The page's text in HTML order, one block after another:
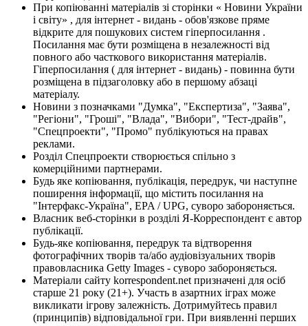
При копіюванні матеріалів зі сторінки « Новини України
і світу» , для інтернет - видань - обов'язкове пряме
відкрите для пошукових систем гіперпосилання .
Посилання має бути розміщена в незалежності від
повного або часткового використання матеріалів.
Гіперпосилання ( для інтернет - видань) - повинна бути
розміщена в підзаголовку або в першому абзаці
матеріалу.
Новини з позначками "Думка", "Експертиза", "Заява",
"Регіони", "Гроші", "Влада", "Вибори", "Тест-драйв",
"Спецпроекти", "Промо" публікуються на правах
реклами.
Розділ Спецпроекти створюється спільно з
комерційними партнерами.
Будь яке копіювання, публікація, передрук, чи наступне
поширення інформації, що містить посилання на
"Інтерфакс-Україна", EPA / UPG, суворо забороняється.
Власник веб-сторінки в розділі Я-Корреспондент є автор
публікації.
Будь-яке копіювання, передрук та відтворення
фотографічних творів та/або аудіовізуальних творів
правовласника Getty Images - суворо забороняється.
Матеріали сайту korrespondent.net призначені для осіб
старше 21 року (21+). Участь в азартних іграх може
викликати ігрову залежність. Дотримуйтесь правил
(принципів) відповідальної гри. При виявленні перших